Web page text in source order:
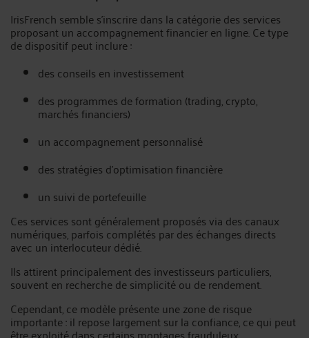
IrisFrench semble s’inscrire dans la catégorie des services
proposant un accompagnement financier en ligne. Ce type
de dispositif peut inclure :
des conseils en investissement
des programmes de formation (trading, crypto,
marchés financiers)
un accompagnement personnalisé
des stratégies d’optimisation financière
un suivi de portefeuille
Ces services sont généralement proposés via des canaux
numériques, parfois complétés par des échanges directs
avec un interlocuteur dédié.
Ils attirent principalement des investisseurs particuliers,
souvent en recherche de simplicité ou de rendement.
Cependant, ce modèle présente une zone de risque
importante : il repose largement sur la confiance, ce qui peut